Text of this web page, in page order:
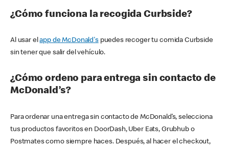
¿Cómo funciona la recogida Curbside?
Al usar elapp de McDonald'spuedes recoger tu comida Curbside
sin tener que salir del vehículo.
¿Cómo ordeno para entrega sin contacto de
McDonald’s?
Para ordenar una entrega sin contacto de McDonald’s, selecciona
tus productos favoritos en DoorDash, Uber Eats, Grubhub o
Postmates como siempre haces. Después, al hacer el checkout,